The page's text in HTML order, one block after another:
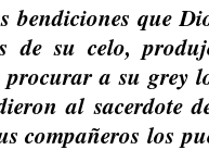
bendiciones que
de su celo,
procurar a su grey
al sacerdote
compañeros los